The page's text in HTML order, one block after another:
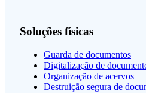
Soluções físicas
Guarda de documentos
Digitalização de
Organização de acervos
Destruição segura de